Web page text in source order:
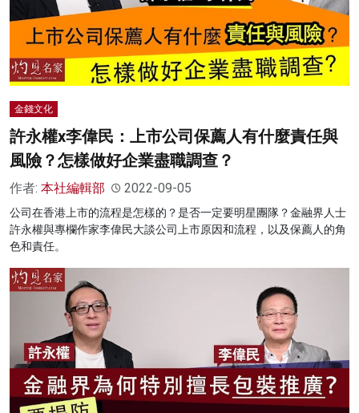
金錢文化
許永權x李偉民：上市公司保薦人有什麼責任與
風險？怎樣做好企業盡職調查？
作者: 本社編輯部 2022-09-05
公司在香港上市的流程是怎樣的？是否一定要明星團隊？金融界人士
許永權與專欄作家李偉民大談公司上市原因和流程，以及保薦人的角
色和責任。